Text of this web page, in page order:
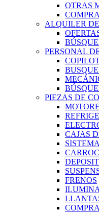
OTRAS
ALQUILER
PERSONAL
PIEZAS DE
CAJAS
FRENOS